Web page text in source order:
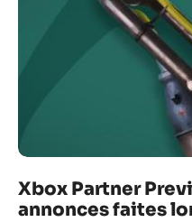
Xbox Partner
annonces faites